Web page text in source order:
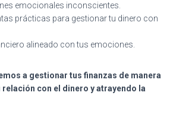
emocionales inconscientes.
prácticas para gestionar tu dinero con
alineado con tus emociones.
a gestionar tus finanzas de manera
con el dinero y atrayendo la